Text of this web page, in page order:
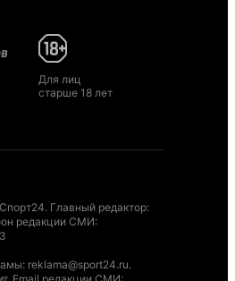
Для лиц
старше 18 лет
Главный редактор:
редакции СМИ:
: reklama@sport24.ru.